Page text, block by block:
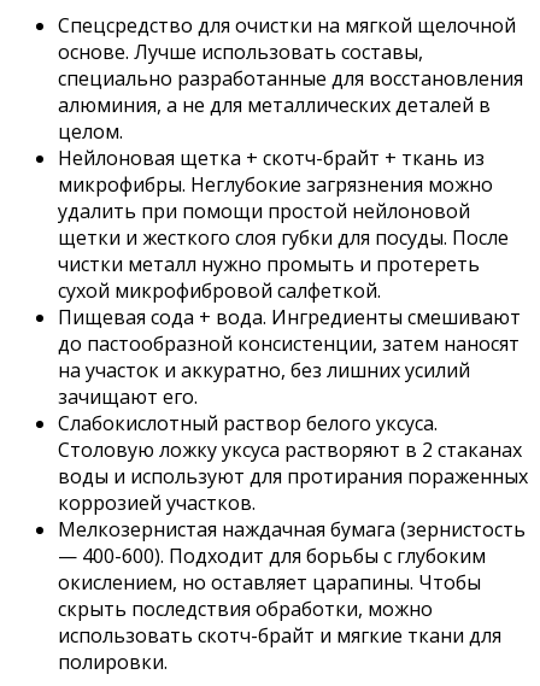
Спецсредство для очистки на мягкой щелочной
основе. Лучше использовать составы,
специально разработанные для восстановления
алюминия, а не для металлических деталей в
целом.
Нейлоновая щетка + скотч-брайт + ткань из
микрофибры. Неглубокие загрязнения можно
удалить при помощи простой нейлоновой
щетки и жесткого слоя губки для посуды. После
чистки металл нужно промыть и протереть
сухой микрофибровой салфеткой.
Пищевая сода + вода. Ингредиенты смешивают
до пастообразной консистенции, затем наносят
на участок и аккуратно, без лишних усилий
зачищают его.
Слабокислотный раствор белого уксуса.
Столовую ложку уксуса растворяют в 2 стаканах
воды и используют для протирания пораженных
коррозией участков.
Мелкозернистая наждачная бумага (зернистость
— 400-600). Подходит для борьбы с глубоким
окислением, но оставляет царапины. Чтобы
скрыть последствия обработки, можно
использовать скотч-брайт и мягкие ткани для
полировки.